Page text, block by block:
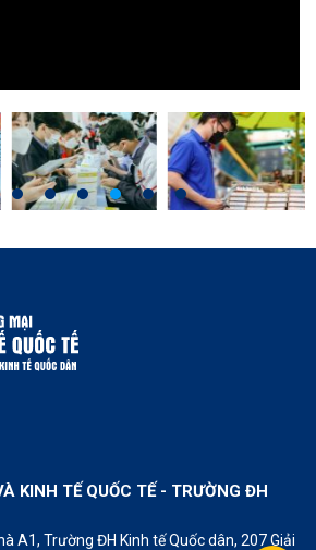
KINH TẾ QUỐC TẾ - TRƯỜNG ĐH
A1, Trường ĐH Kinh tế Quốc dân, 207 Giải